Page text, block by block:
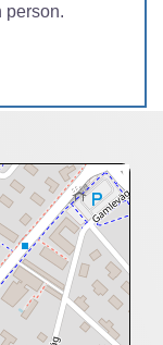
person.